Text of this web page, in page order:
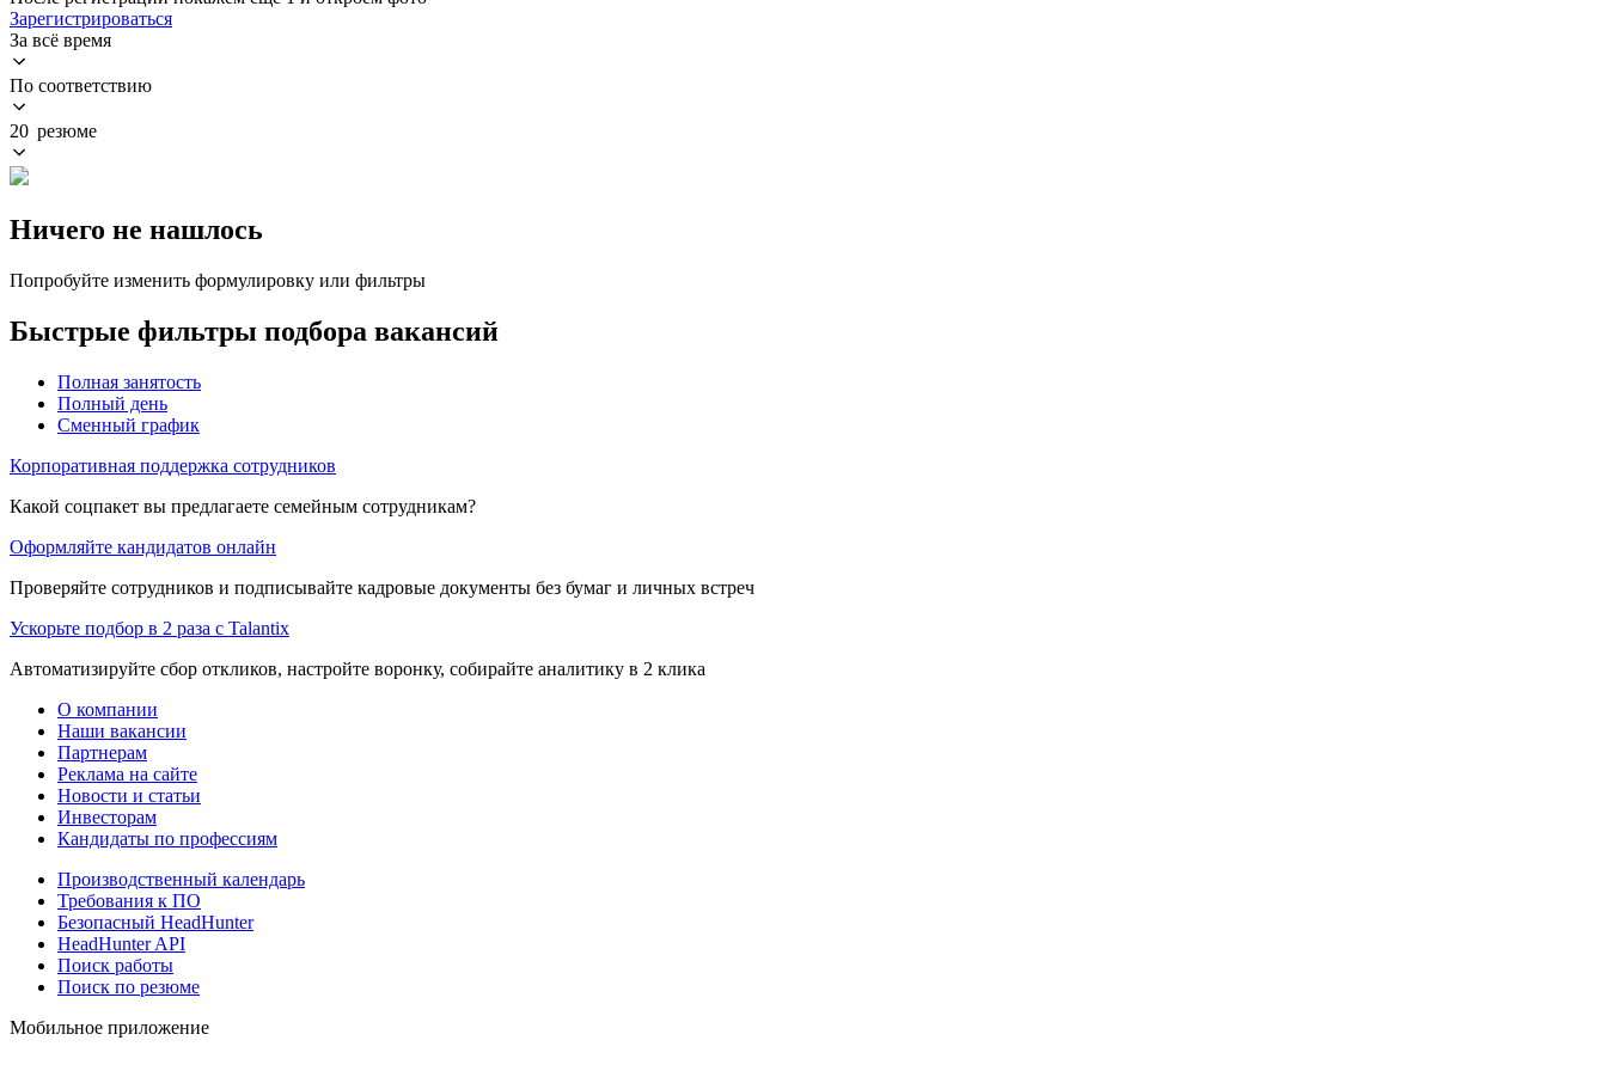
Зарегистрироваться
За всё время
По соответствию
20 резюме
Ничего не нашлось
Попробуйте изменить формулировку или фильтры
Быстрые фильтры подбора вакансий
Полная занятость
Полный день
Сменный график
Корпоративная поддержка сотрудников
Какой соцпакет вы предлагаете семейным сотрудникам?
Оформляйте кандидатов онлайн
Проверяйте сотрудников и подписывайте кадровые документы без бумаг и личных встреч
Ускорьте подбор в 2 раза с Talantix
Автоматизируйте сбор откликов, настройте воронку, собирайте аналитику в 2 клика
О компании
Наши вакансии
Партнерам
Реклама на сайте
Новости и статьи
Инвесторам
Кандидаты по профессиям
Производственный календарь
Требования к ПО
Безопасный HeadHunter
HeadHunter API
Поиск работы
Поиск по резюме
Мобильное приложение